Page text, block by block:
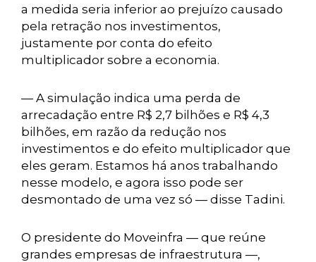
a medida seria inferior ao prejuízo causado
pela retração nos investimentos,
justamente por conta do efeito
multiplicador sobre a economia.
— A simulação indica uma perda de
arrecadação entre R$ 2,7 bilhões e R$ 4,3
bilhões, em razão da redução nos
investimentos e do efeito multiplicador que
eles geram. Estamos há anos trabalhando
nesse modelo, e agora isso pode ser
desmontado de uma vez só — disse Tadini.
O presidente do Moveinfra — que reúne
grandes empresas de infraestrutura —,